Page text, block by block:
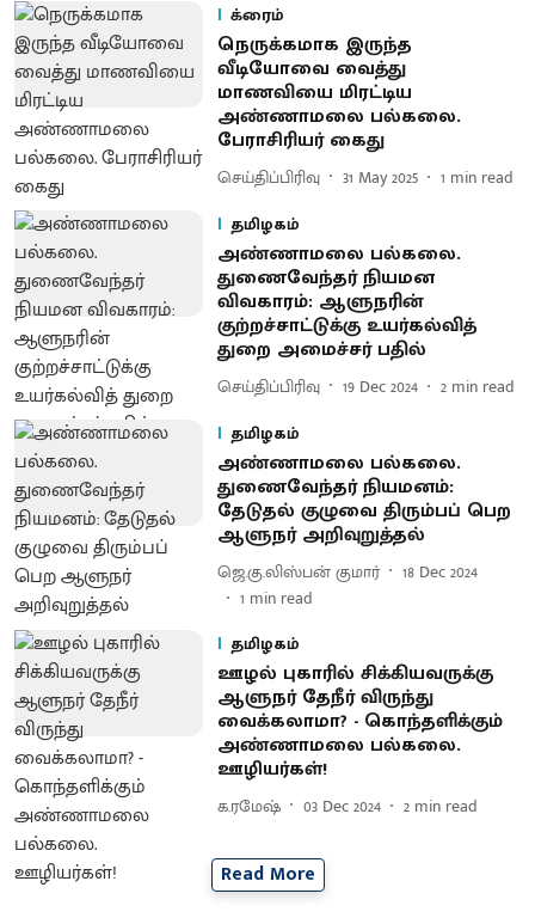
க்ரைம்
நெருக்கமாக இருந்த
வீடியோவை வைத்து
மாணவியை மிரட்டிய
அண்ணாமலை பல்கலை.
பேராசிரியர் கைது
செய்திப்பிரிவு 31 May 2025 1 min read
தமிழகம்
அண்ணாமலை பல்கலை.
துணைவேந்தர் நியமன
விவகாரம்: ஆளுநரின்
குற்றச்சாட்டுக்கு உயர்கல்வித்
துறை அமைச்சர் பதில்
செய்திப்பிரிவு 19 Dec 2024 2 min read
தமிழகம்
அண்ணாமலை பல்கலை.
துணைவேந்தர் நியமனம்:
தேடுதல் குழுவை திரும்பப் பெற
ஆளுநர் அறிவுறுத்தல்
ஜெ.கு.லிஸ்பன் குமார்
18 Dec 2024
1 min read
தமிழகம்
ஊழல் புகாரில் சிக்கியவருக்கு
ஆளுநர் தேநீர் விருந்து
வைக்கலாமா? - கொந்தளிக்கும்
அண்ணாமலை பல்கலை.
ஊழியர்கள்!
க.ரமேஷ் 03 Dec 2024 2 min read
Read More